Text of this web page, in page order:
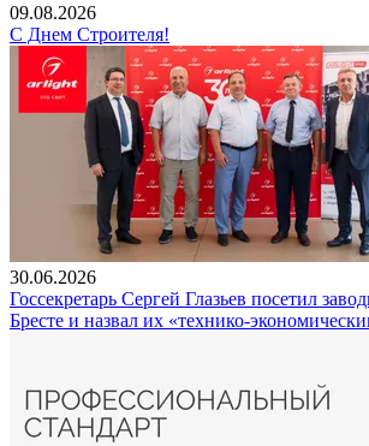
09.08.2026
С Днем Строителя!
30.06.2026
Госсекретарь Сергей Глазьев посетил
Бресте и назвал их «технико-